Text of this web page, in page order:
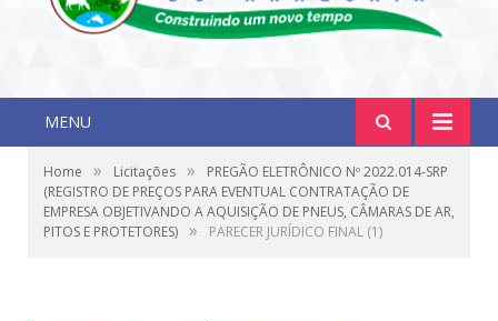
MENU
Home » Licitações »
PREGÃO ELETRÔNICO Nº 2022.014-SRP
(REGISTRO DE PREÇOS PARA EVENTUAL CONTRATAÇÃO DE
EMPRESA OBJETIVANDO A AQUISIÇÃO DE PNEUS, CÂMARAS DE AR,
PITOS E PROTETORES) » PARECER JURÍDICO FINAL (1)